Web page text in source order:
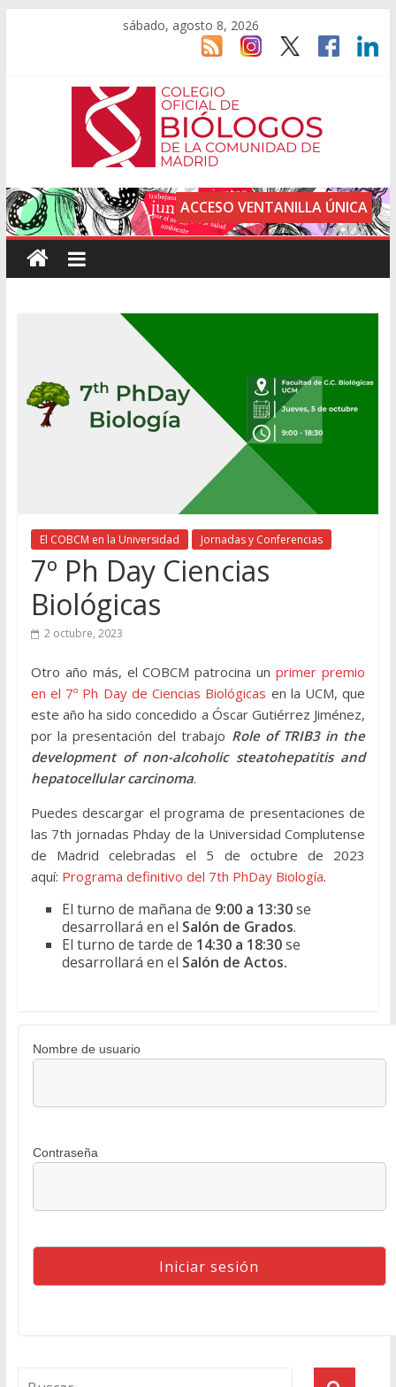
sábado, agosto 8, 2026
ACCESO VENTANILLA ÚNICA
El COBCM en la Universidad Jornadas y Conferencias
7º Ph Day Ciencias
Biológicas
2 octubre, 2023
Otro año más, el COBCM patrocina un primer premio
en el 7º Ph Day de Ciencias Biológicas en la UCM, que
este año ha sido concedido a Óscar Gutiérrez Jiménez,
por la presentación del trabajo Role of TRIB3 in the
development of non-alcoholic steatohepatitis and
hepatocellular carcinoma.
Puedes descargar el programa de presentaciones de
las 7th jornadas Phday de la Universidad Complutense
de Madrid celebradas el 5 de octubre de 2023
aquí: Programa definitivo del 7th PhDay Biología.
El turno de mañana de 9:00 a 13:30se
desarrollará en el Salón de Grados.
El turno de tarde de 14:30 a 18:30se
desarrollará en el Salón de Actos.
Nombre de usuario
Contraseña